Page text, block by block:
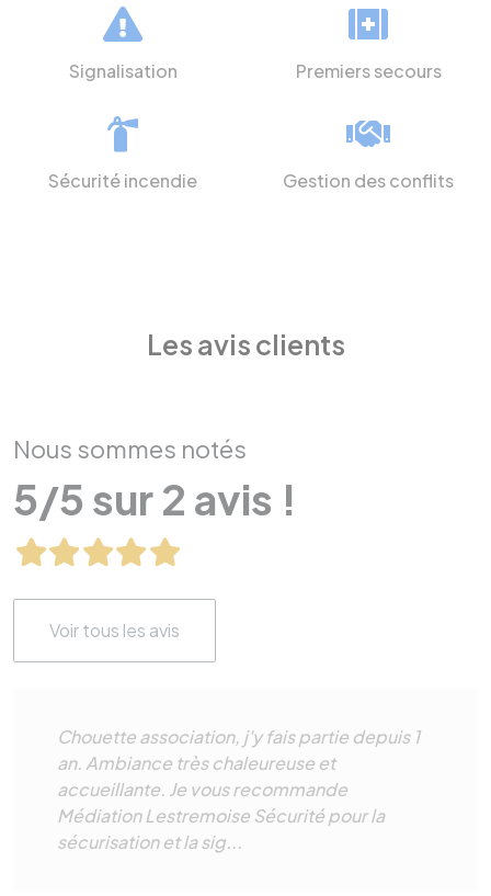
Signalisation Premiers secours
Sécurité incendie Gestion des conflits
Les avis clients
Nous sommes notés
5/5 sur 2 avis !
Voir tous les avis
Chouette association, j'y fais partie depuis 1
an. Ambiance très chaleureuse et
accueillante. Je vous recommande
Médiation Lestremoise Sécurité pour la
sécurisation et la sig...